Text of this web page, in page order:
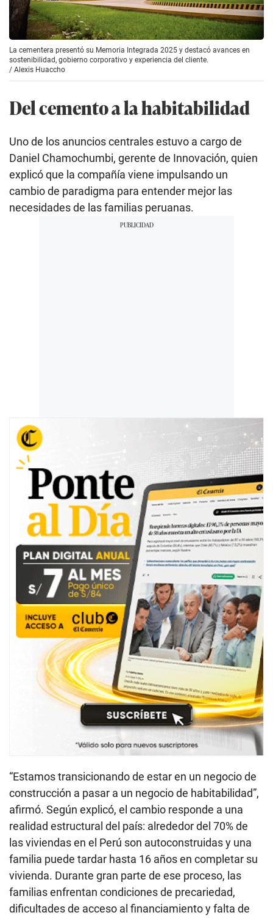
La cementera presentó su Memoria Integrada 2025 y destacó avances en
sostenibilidad, gobierno corporativo y experiencia del cliente.
/ Alexis Huaccho
Del cemento a la habitabilidad
Uno de los anuncios centrales estuvo a cargo de
Daniel Chamochumbi, gerente de Innovación, quien
explicó que la compañía viene impulsando un
cambio de paradigma para entender mejor las
necesidades de las familias peruanas.
“Estamos transicionando de estar en un negocio de
construcción a pasar a un negocio de habitabilidad”,
afirmó. Según explicó, el cambio responde a una
realidad estructural del país: alrededor del 70% de
las viviendas en el Perú son autoconstruidas y una
familia puede tardar hasta 16 años en completar su
vivienda. Durante gran parte de ese proceso, las
familias enfrentan condiciones de precariedad,
dificultades de acceso al financiamiento y falta de